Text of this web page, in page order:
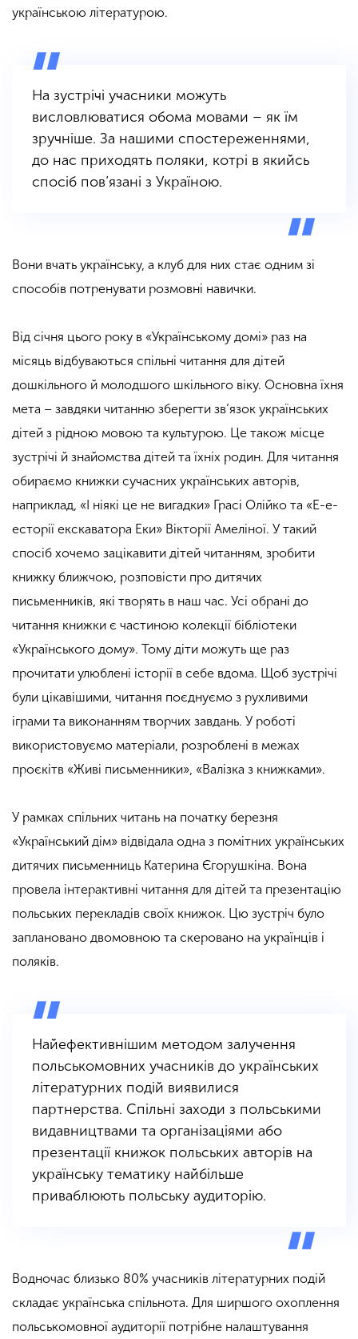
українською літературою.
На зустрічі учасники можуть
висловлюватися обома мовами – як їм
зручніше. За нашими спостереженнями,
до нас приходять поляки, котрі в якийсь
спосіб пов’язані з Україною.
Вони вчать українську, а клуб для них стає одним зі
способів потренувати розмовні навички.
Від січня цього року в «Українському домі» раз на
місяць відбуваються спільні читання для дітей
дошкільного й молодшого шкільного віку. Основна їхня
мета – завдяки читанню зберегти зв’язок українських
дітей з рідною мовою та культурою. Це також місце
зустрічі й знайомства дітей та їхніх родин. Для читання
обираємо книжки сучасних українських авторів,
наприклад, «І ніякі це не вигадки» Грасі Олійко та «Е-е-
есторії екскаватора Еки» Вікторії Амеліної. У такий
спосіб хочемо зацікавити дітей читанням, зробити
книжку ближчою, розповісти про дитячих
письменників, які творять в наш час. Усі обрані до
читання книжки є частиною колекції бібліотеки
«Українського дому». Тому діти можуть ще раз
прочитати улюблені історії в себе вдома. Щоб зустрічі
були цікавішими, читання поєднуємо з рухливими
іграми та виконанням творчих завдань. У роботі
використовуємо матеріали, розроблені в межах
проєкітв «Живі письменники», «Валізка з книжками».
У рамках спільних читань на початку березня
«Український дім» відвідала одна з помітних українських
дитячих письменниць Катерина Єгорушкіна. Вона
провела інтерактивні читання для дітей та презентацію
польських перекладів своїх книжок. Цю зустріч було
заплановано двомовною та скеровано на українців і
поляків.
Найефективнішим методом залучення
польськомовних учасників до українських
літературних подій виявилися
партнерства. Спільні заходи з польськими
видавництвами та організаціями або
презентації книжок польських авторів на
українську тематику найбільше
приваблюють польську аудиторію.
Водночас близько 80% учасників літературних подій
складає українська спільнота. Для ширшого охоплення
польськомовної аудиторії потрібне налаштування